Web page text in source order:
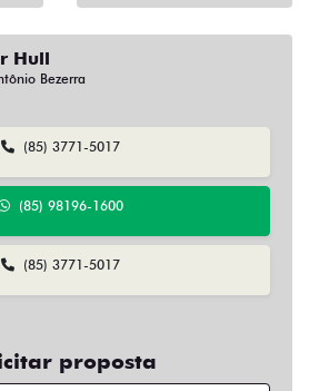
Hull
Bezerra
(85) 3771-5017
(85) 98196-1600
(85) 3771-5017
proposta